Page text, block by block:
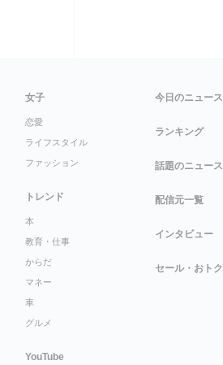
女子
恋愛
ライフスタイル
ファッション
トレンド
本
教育・仕事
からだ
マネー
車
グルメ
YouTube
今日のニュース
ランキング
話題のニュース
配信元一覧
インタビュー
セール・おトク